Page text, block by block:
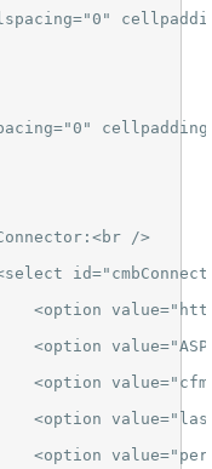
cellpadding="0"
/>